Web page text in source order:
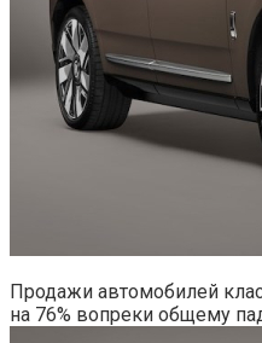
Продажи автомобилей
на 76% вопреки общему